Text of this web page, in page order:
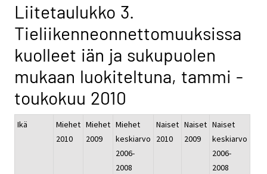
Liitetaulukko 3.
Tieliikenneonnettomuuksissa
kuolleet iän ja sukupuolen
mukaan luokiteltuna, tammi -
toukokuu 2010
Ikä
Miehet
2010
Miehet
2009
Miehet
keskiarvo
2006-
2008
Naiset
2010
Naiset
2009
Naiset
keskiarvo
2006-
2008